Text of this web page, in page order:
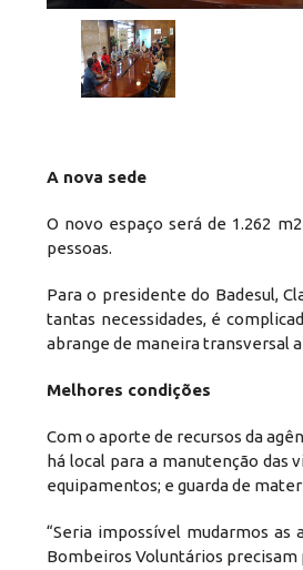
A nova sede
O novo espaço será de 1.262
pessoas.
Para o presidente do Badesul,
tantas necessidades, é
abrange de maneira transversal
Melhores condições
Com o aporte de recursos da
há local para a manutenção das
equipamentos; e guarda de
“Seria impossível mudarmos as
Bombeiros Voluntários precisam